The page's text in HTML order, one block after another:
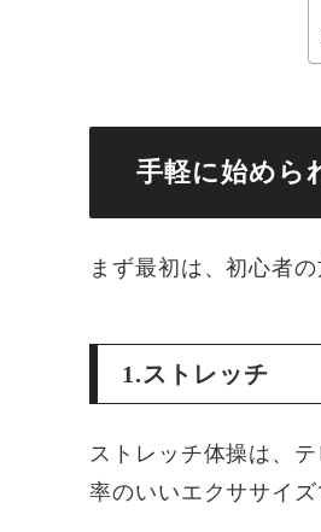
手軽に始めら
まず最初は、初心者
1.ストレッチ
ストレッチ体操は、
率のいいエクササイズ